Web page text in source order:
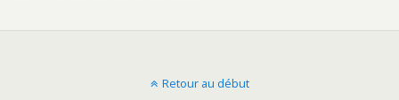
Retour au début